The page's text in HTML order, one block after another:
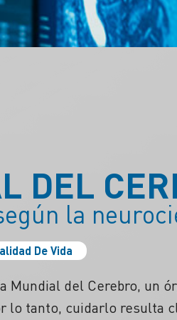
DEL
la
De Vida
Mundial del Cerebro, un
lo tanto, cuidarlo resulta